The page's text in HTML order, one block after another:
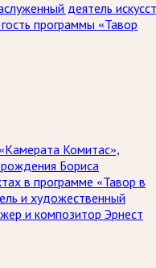
деятель
программы «Тавор
Комитас»,
Бориса
в программе «Тавор в
и художественный
и композитор Эрнест